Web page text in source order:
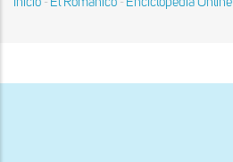
- -